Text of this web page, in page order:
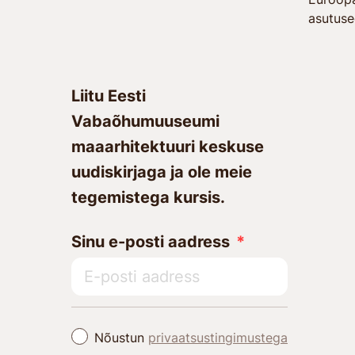
Liitu Eesti
Vabaõhumuuseumi
maaarhitektuuri keskuse
uudiskirjaga ja ole meie
tegemistega kursis.
Sinu e-posti aadress
Nõustun privaatsustingimustega